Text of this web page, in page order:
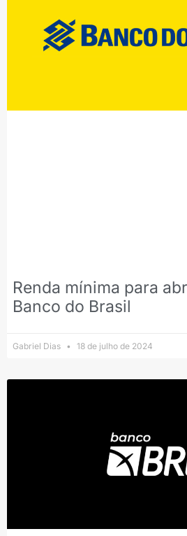
Renda mínima para
Banco do Brasil
Gabriel Dias 18 de julho de 2024